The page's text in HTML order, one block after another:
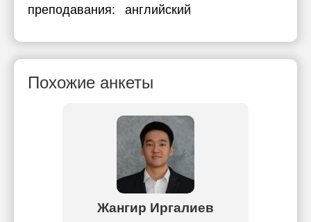
преподавания:
английский
Похожие анкеты
Жангир Иргалиев